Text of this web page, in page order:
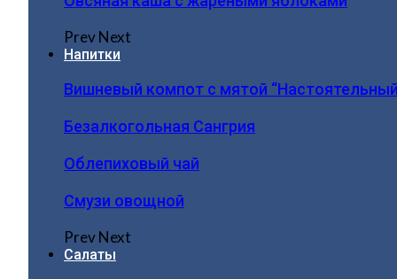
PrevNext
Напитки
Вишневый компот с мятой
Безалкогольная Сангрия
Облепиховый чай
Смузи овощной
PrevNext
Салаты